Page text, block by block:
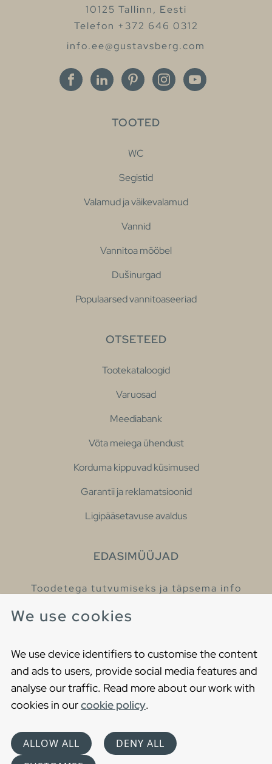
We use cookies
We use device identifiers to customise the content
and ads to users, provide social media features and
analyse our traffic. Read more about our work with
cookies in ourcookie policy.
ALLOW ALL
DENY ALL
10125 Tallinn, Eesti
Telefon +372 646 0312
info.ee@gustavsberg.com
TOOTED
WC
Segistid
Valamud ja väikevalamud
Vannid
Vannitoa mööbel
Dušinurgad
Populaarsed vannitoaseeriad
OTSETEED
Tootekataloogid
Varuosad
Meediabank
Võta meiega ühendust
Korduma kippuvad küsimused
Garantii ja reklamatsioonid
Ligipääsetavuse avaldus
EDASIMÜÜJAD
Toodetega tutvumiseks ja täpsema info
Cookies
Privaatsuspoliitika
Choose language